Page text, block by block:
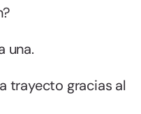
una.
trayecto gracias al